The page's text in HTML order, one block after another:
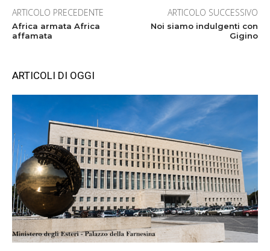
ARTICOLO PRECEDENTE
Africa armata Africa
affamata
ARTICOLO SUCCESSIVO
Noi siamo indulgenti con
Gigino
ARTICOLI DI OGGI